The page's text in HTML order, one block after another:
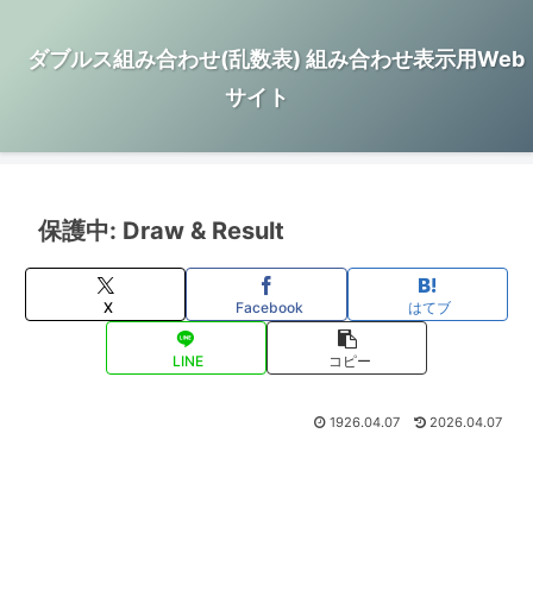
ダブルス組み合わせ(乱数表) 組み合わせ表示用Web
サイト
保護中: Draw & Result
X Facebook はてブ
LINE コピー
1926.04.07 2026.04.07